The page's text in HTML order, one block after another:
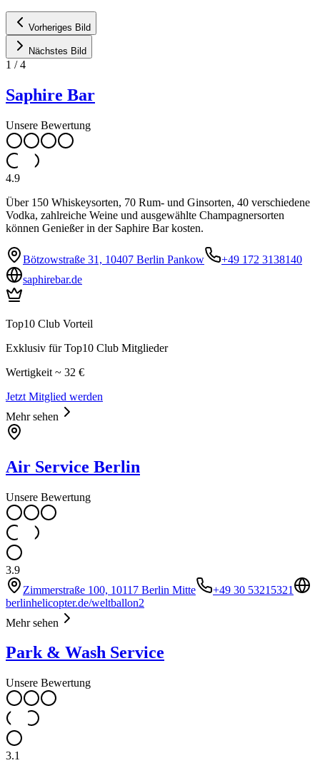
Vorheriges Bild
Nächstes Bild
1 /4
Saphire Bar
Unsere Bewertung
4.9
Über 150 Whiskeysorten, 70 Rum- und Ginsorten, 40 verschiedene
Vodka, zahlreiche Weine und ausgewählte Champagnersorten
können Genießer in der Saphire Bar kosten.
Bötzowstraße 31, 10407 Berlin Pankow
+49 172 3138140
saphirebar.de
Top10 Club Vorteil
Exklusiv für Top10 Club Mitglieder
Wertigkeit ~ 32 €
Jetzt Mitglied werden
Mehr sehen
Air Service Berlin
Unsere Bewertung
3.9
Zimmerstraße 100, 10117 Berlin Mitte
+49 30 53215321
berlinhelicopter.de/weltballon2
Mehr sehen
Park & Wash Service
Unsere Bewertung
3.1